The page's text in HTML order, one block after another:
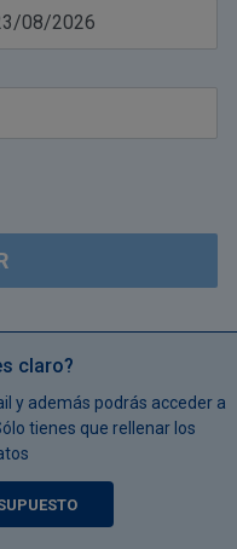
08/2026
claro?
y además podrás acceder a
tienes que rellenar los